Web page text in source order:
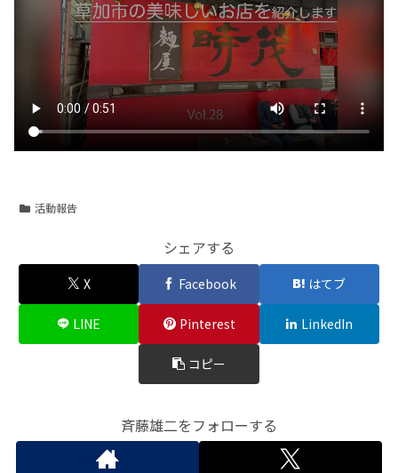
活動報告
シェアする
X Facebook はてブ
LINE Pinterest LinkedIn
コピー
斉藤雄二をフォローする